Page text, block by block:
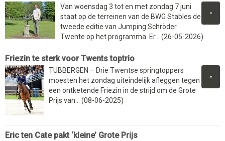
»
Van woensdag 3 tot en met zondag 7 juni
staat op de terreinen van de BWG Stables de
tweede editie van Jumping Schröder
Twente op het programma. Er... (26-05-2026)
Friezin te sterk voor Twents toptrio
»
TUBBERGEN – Drie Twentse springtoppers
moesten het zondag uiteindelijk afleggen tegen
een ontketende Friezin in de strijd om de Grote
Prijs van... (08-06-2025)
Eric ten Cate pakt ‘kleine’ Grote Prijs